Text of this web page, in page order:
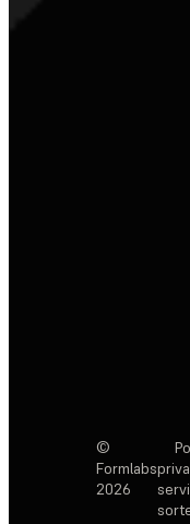
©
Formlabs
2026